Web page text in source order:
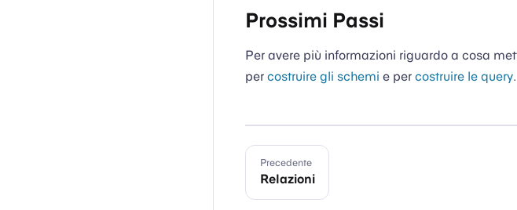
Prossimi Passi
Per avere più informazioni riguardo a cosa
per costruire gli schemi e per costruire le query.
Precedente
Relazioni